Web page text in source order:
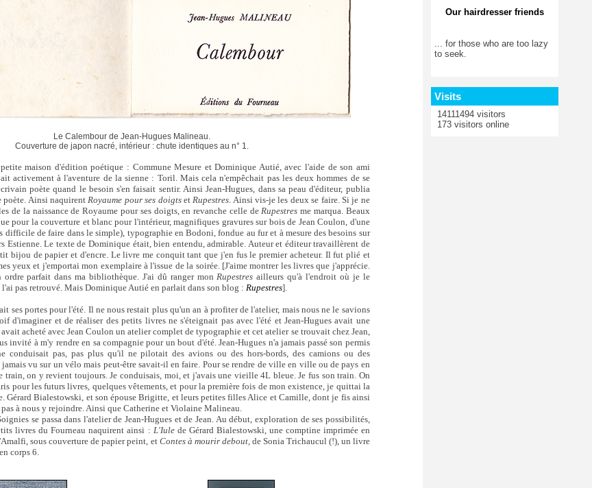
Le Calembour de Jean-Hugues Malineau.
Couverture de japon nacré, intérieur : chute identiques au n° 1.
maison d'édition poétique : Commune Mesure et Dominique Autié, avec l'aide de son ami
activement à l'aventure de la sienne : Toril. Mais cela n'empêchait pas les deux hommes de se
poète quand le besoin s'en faisait sentir. Ainsi Jean-Hugues, dans sa peau d'éditeur, publia
poète. Ainsi naquirent Royaume pour ses doigtset Rupestres . Ainsi vis-je les deux se faire. Si je ne
de la naissance de Royaume pour ses doigts, en revanche celle de Rupestres me marqua. Beaux
pour la couverture et blanc pour l'intérieur, magnifiques gravures sur bois de Jean Coulon, d'une
de faire dans le simple), typographie en Bodoni, fondue au fur et à mesure des besoins sur
Estienne. Le texte de Dominique était, bien entendu, admirable. Auteur et éditeur travaillèrent de
bijou de papier et d'encre. Le livre me conquit tant que j'en fus le premier acheteur. Il fut plié et
yeux et j'emportai mon exemplaire à l'issue de la soirée. [J'aime montrer les livres que j'apprécie.
parfait dans ma bibliothèque. J'ai dû ranger mon Rupestres ailleurs qu'à l'endroit où je le
l'ai pas retrouvé. Mais Dominique Autié en parlait dans son blog : Rupestres].
ses portes pour l'été. Il ne nous restait plus qu'un an à profiter de l'atelier, mais nous ne le savions
d'imaginer et de réaliser des petits livres ne s'éteignait pas avec l'été et Jean-Hugues avait une
acheté avec Jean Coulon un atelier complet de typographie et cet atelier se trouvait chez Jean,
invité à m'y rendre en sa compagnie pour un bout d'été. Jean-Hugues n'a jamais passé son permis
conduisait pas, pas plus qu'il ne pilotait des avions ou des hors-bords, des camions ou des
vu sur un vélo mais peut-être savait-il en faire. Pour se rendre de ville en ville ou de pays en
train, on y revient toujours. Je conduisais, moi, et j'avais une vieille 4L bleue. Je fus son train. On
pour les futurs livres, quelques vêtements, et pour la première fois de mon existence, je quittai la
Gérard Bialestowski, et son épouse Brigitte, et leurs petites filles Alice et Camille, dont je fis ainsi
à nous y rejoindre. Ainsi que Catherine et Violaine Malineau.
se passa dans l'atelier de Jean-Hugues et de Jean. Au début, exploration de ses possibilités,
livres du Fourneau naquirent ainsi : L'Iulede Gérard Bialestowski, une comptine imprimée en
sous couverture de papier peint, et Contes à mourir debout, de Sonia Trichaucul (!), un livre
corps 6.
Our hairdresser friends
... for those who are too lazy
to seek.
Visits
14111494 visitors
173 visitors online